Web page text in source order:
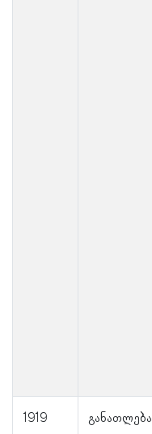
1919 განათლება